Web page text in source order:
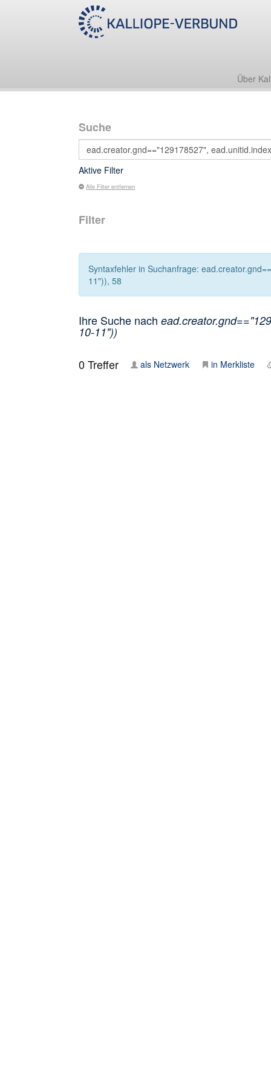
Über
Suche
Aktive Filter
Alle Filter entfernen
Filter
Syntaxfehler in Suchanfrage:
11")), 58
Ihre Suche nach
10-11"))
0Treffer als Netzwerk in Merkliste